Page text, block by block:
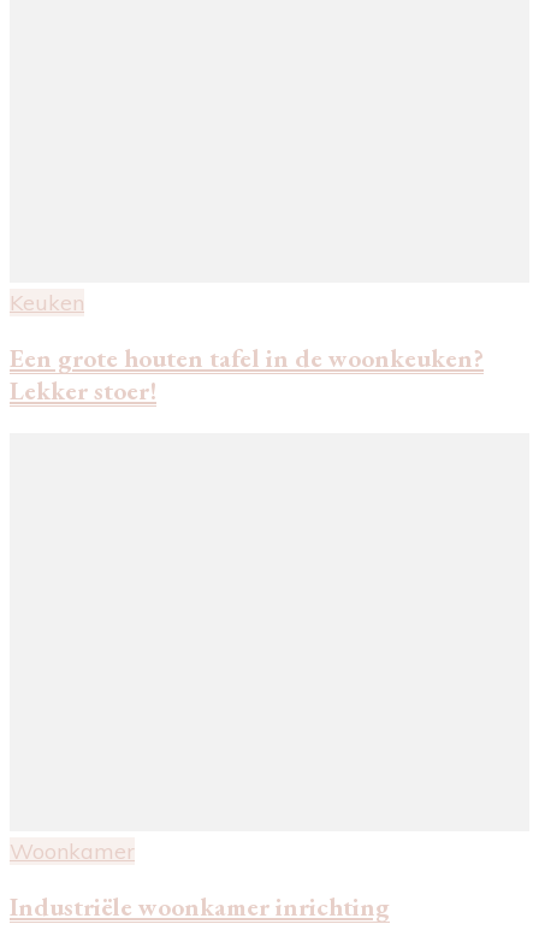
Keuken
Een grote houten tafel in de woonkeuken?
Lekker stoer!
Woonkamer
Industriële woonkamer inrichting